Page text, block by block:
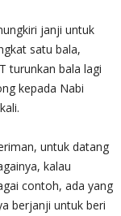
janji untuk
satu bala,
turunkan bala lagi
kepada Nabi
untuk datang
kalau
contoh, ada yang
berjanji untuk beri